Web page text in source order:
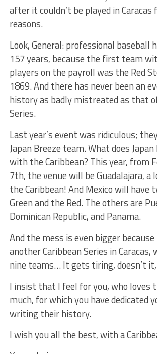
after it couldn’t be played in
reasons.
Look, General: professional baseball
157 years, because the first team
players on the payroll was the Red
1869. And there has never been an
history as badly mistreated as that
Series.
Last year’s event was ridiculous;
Japan Breeze team. What does
with the Caribbean? This year, from
7th, the venue will be Guadalajara, a
the Caribbean! And Mexico will have
Green and the Red. The others are
Dominican Republic, and Panama.
And the mess is even bigger
another Caribbean Series in Caracas,
nine teams… It gets tiring, doesn’t it,
I insist that I feel for you, who loves
much, for which you have dedicated
writing their history.
I wish you all the best, with a